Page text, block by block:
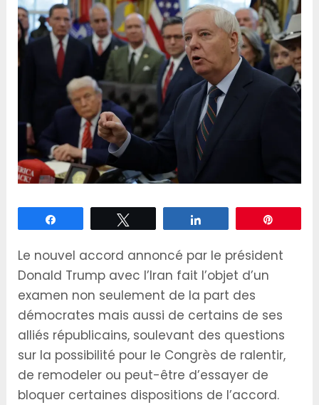
Le nouvel accord annoncé par le président
Donald Trump avec l’Iran fait l’objet d’un
examen non seulement de la part des
démocrates mais aussi de certains de ses
alliés républicains, soulevant des questions
sur la possibilité pour le Congrès de ralentir,
de remodeler ou peut-être d’essayer de
bloquer certaines dispositions de l’accord.